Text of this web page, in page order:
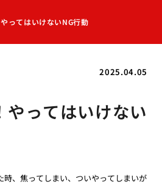
ってはいけないNG行動
2025.04.05
やってはいけない
時、焦ってしまい、ついやってしまいが